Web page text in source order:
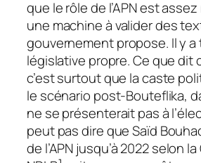
que le rôle de l’APN est assez
une machine à valider des
gouvernement propose. Il y
législative propre. Ce que dit
c’est surtout que la caste
le scénario post-Bouteflika,
ne se présenterait pas à
peut pas dire que Saïd
de l’APN jusqu’à 2022 selon